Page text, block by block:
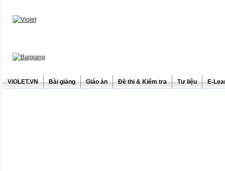
ViOLET.VN Bài giảng Giáo án Đề thi & Kiểm tra Tư liệu E-